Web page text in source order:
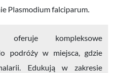
Plasmodium falciparum.
oferuje kompleksowe
podróży w miejsca, gdzie
Edukują w zakresie